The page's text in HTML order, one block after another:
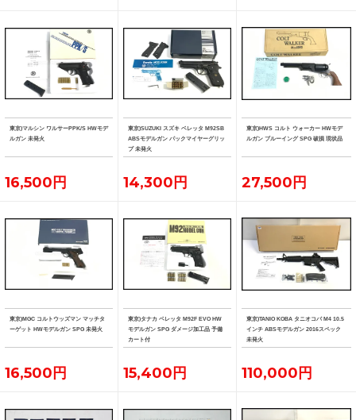
東京)マルシン ワルサーPPK/S HWモデ
ルガン 未発火
16,500円
東京)SUZUKI スズキ ベレッタ M92SB
ABSモデルガン パックマイヤーグリッ
プ 未発火
14,300円
東京)HWS コルト ウォーカー HWモデ
ルガン ブルーイング SPG 破損 現状品
27,500円
東京)MGC コルトウッズマン マッチタ
ーゲット HWモデルガン SPG 未発火
16,500円
東京)タナカ ベレッタ M92F EVO HW
モデルガン SPG ダメージ加工品 予備
カート付
15,400円
東京)TANIO KOBA タニオコバ M4 10.5
インチ ABSモデルガン 2016スペック
未発火
110,000円